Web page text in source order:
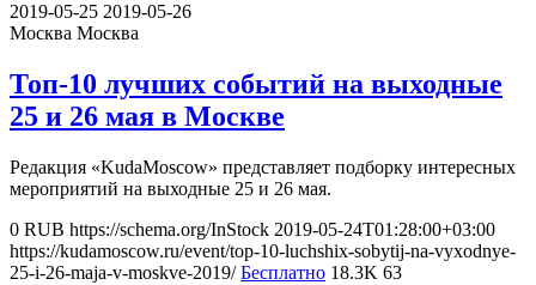
2019-05-25 2019-05-26
Москва Москва
Топ-10 лучших событий на выходные
25 и 26 мая в Москве
Редакция «KudaMoscow» представляет подборку интересных
мероприятий на выходные 25 и 26 мая.
0 RUB https://schema.org/InStock 2019-05-24T01:28:00+03:00
https://kudamoscow.ru/event/top-10-luchshix-sobytij-na-vyxodnye-
25-i-26-maja-v-moskve-2019/ Бесплатно 18.3K 63